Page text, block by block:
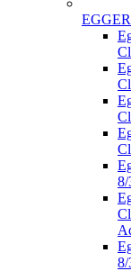
EGGER
8/
8/